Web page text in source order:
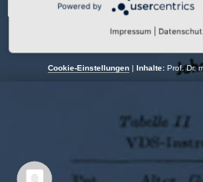
Cookie-Einstellungen | Inhalte: Prof. Dr.
Powered by
Impressum